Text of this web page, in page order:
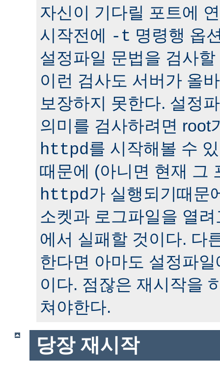
자신이 기다릴 포트에
시작전에
-t 명령행 옵
설정파일 문법을 검사
이런 검사도 서버가 올
보장하지 못한다. 설정
의미를 검사하려면 root
httpd를 시작해볼 수
때문에 (아니면 현재 그
httpd가 실행되기때문
소켓과 로그파일을 열
에서 실패할 것이다. 다
한다면 아마도 설정파
이다. 점잖은 재시작을
쳐야한다.
당장 재시작